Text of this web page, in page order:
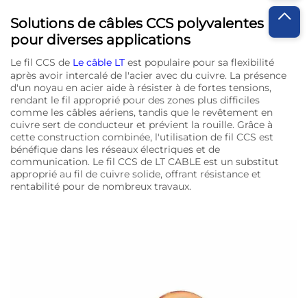
Solutions de câbles CCS polyvalentes
pour diverses applications
Le fil CCS de Le câble LT est populaire pour sa flexibilité
après avoir intercalé de l'acier avec du cuivre. La présence
d'un noyau en acier aide à résister à de fortes tensions,
rendant le fil approprié pour des zones plus difficiles
comme les câbles aériens, tandis que le revêtement en
cuivre sert de conducteur et prévient la rouille. Grâce à
cette construction combinée, l'utilisation de fil CCS est
bénéfique dans les réseaux électriques et de
communication. Le fil CCS de LT CABLE est un substitut
approprié au fil de cuivre solide, offrant résistance et
rentabilité pour de nombreux travaux.